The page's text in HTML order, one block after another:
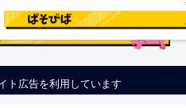
ト広告を利用しています